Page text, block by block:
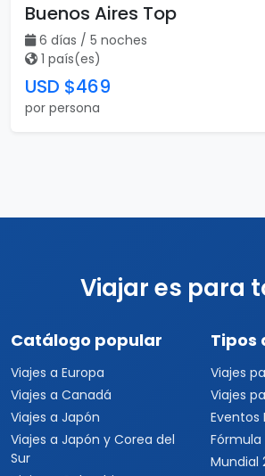
Buenos Aires Top
6 días / 5 noches
1 país(es)
USD $469
por persona
Viajar es para
Catálogo popular
Viajes a Europa
Viajes a Canadá
Viajes a Japón
Viajes a Japón y Corea del
Sur
Tipos
Viajes
Viajes
Eventos
Fórmula
Mundial